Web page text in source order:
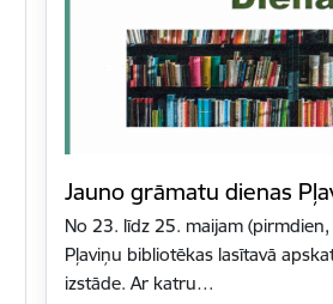
Jauno grāmatu dienas
No 23. līdz 25. maijam
Pļaviņu bibliotēkas lasītavā
izstāde. Ar katru…